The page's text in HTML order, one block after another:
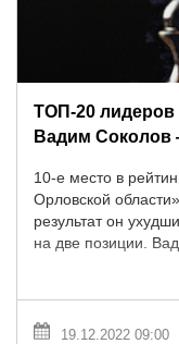
ТОП-20 лидеров
Вадим Соколов
10-е место в
Орловской
результат он
на две позиции.
19.12.2022 09:00